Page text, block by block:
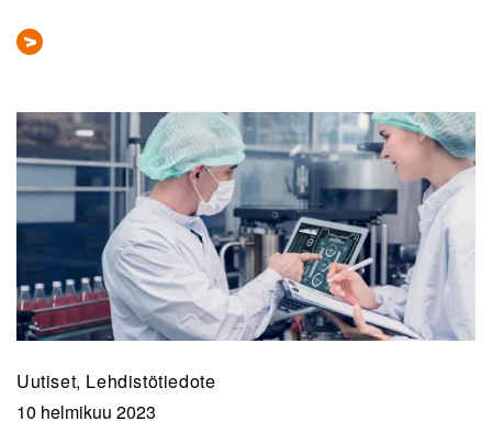
Uutiset, Lehdistötiedote
10 helmikuu 2023